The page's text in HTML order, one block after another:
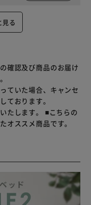
見る
確認及び商品のお届け
ていた場合、キャンセ
ております。
たします。 ■こちらの
オススメ商品です。